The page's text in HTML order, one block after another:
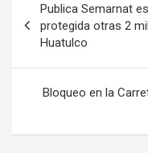
de
entradas
Publica Semarnat
protegida otras 2
Huatulco
Bloqueo en la